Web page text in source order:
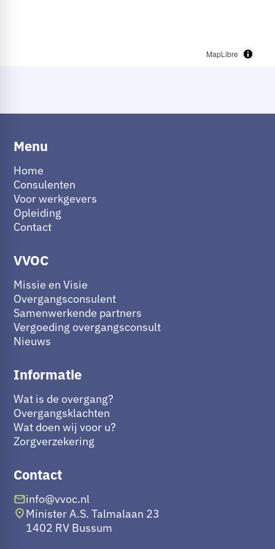
MapLibre
Menu
Home
Consulenten
Voor werkgevers
Opleiding
Contact
VVOC
Missie en Visie
Overgangsconsulent
Samenwerkende partners
Vergoeding overgangsconsult
Nieuws
Informatie
Wat is de overgang?
Overgangsklachten
Wat doen wij voor u?
Zorgverzekering
Contact
info@vvoc.nl
Minister A.S. Talmalaan 23
1402 RV Bussum